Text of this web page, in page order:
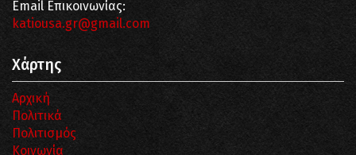
Email Επικοινωνίας:
katiousa.gr@gmail.com
Χάρτης
Αρχική
Πολιτικά
Πολιτισμός
Κοινωνία